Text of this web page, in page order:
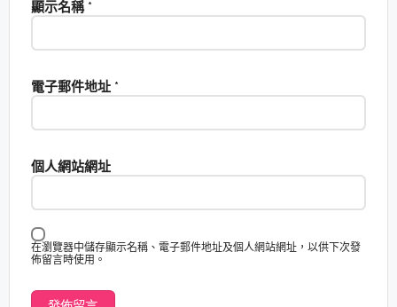
顯示名稱 *
電子郵件地址 *
個人網站網址
在瀏覽器中儲存顯示名稱、電子郵件地址及個人網站網址，以供下次發
佈留言時使用。